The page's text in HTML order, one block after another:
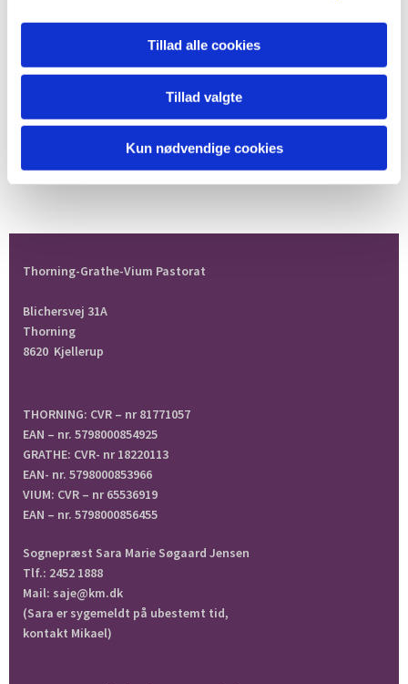
Tillad alle cookies
Tillad valgte
Kun nødvendige cookies
Thorning-Grathe-Vium Pastorat
Blichersvej 31A
Thorning
8620 Kjellerup
THORNING: CVR – nr 81771057
EAN – nr. 5798000854925
GRATHE: CVR- nr 18220113
EAN- nr. 5798000853966
VIUM: CVR – nr 65536919
EAN – nr. 5798000856455
Sognepræst Sara Marie Søgaard Jensen
Tlf.: 2452 1888
Mail: saje@km.dk
(Sara er sygemeldt på ubestemt tid,
kontakt Mikael)